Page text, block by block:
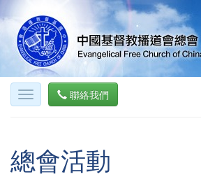
聯絡我們
總會活動